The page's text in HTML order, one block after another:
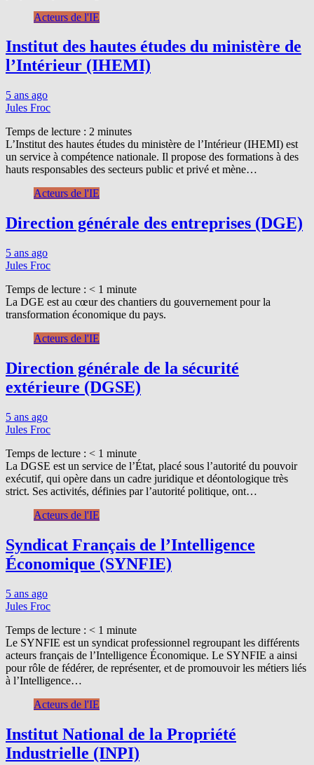
Acteurs de l'IE
Institut des hautes études du ministère de
l’Intérieur (IHEMI)
5 ans ago
Jules Froc
Temps de lecture : 2 minutes
L’Institut des hautes études du ministère de l’Intérieur (IHEMI) est
un service à compétence nationale. Il propose des formations à des
hauts responsables des secteurs public et privé et mène…
Acteurs de l'IE
Direction générale des entreprises (DGE)
5 ans ago
Jules Froc
Temps de lecture : < 1 minute
La DGE est au cœur des chantiers du gouvernement pour la
transformation économique du pays.
Acteurs de l'IE
Direction générale de la sécurité
extérieure (DGSE)
5 ans ago
Jules Froc
Temps de lecture : < 1 minute
La DGSE est un service de l’État, placé sous l’autorité du pouvoir
exécutif, qui opère dans un cadre juridique et déontologique très
strict. Ses activités, définies par l’autorité politique, ont…
Acteurs de l'IE
Syndicat Français de l’Intelligence
Économique (SYNFIE)
5 ans ago
Jules Froc
Temps de lecture : < 1 minute
Le SYNFIE est un syndicat professionnel regroupant les différents
acteurs français de l’Intelligence Économique. Le SYNFIE a ainsi
pour rôle de fédérer, de représenter, et de promouvoir les métiers liés
à l’Intelligence…
Acteurs de l'IE
Institut National de la Propriété
Industrielle (INPI)